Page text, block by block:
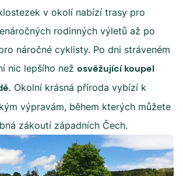
v okolí nabízí trasy pro
rodinných výletů až po
náročné cyklisty. Po dni stráveném
nic lepšího než osvěžující koupel
Okolní krásná příroda vybízí k
výpravám, během kterých můžete
zákoutí západních Čech.